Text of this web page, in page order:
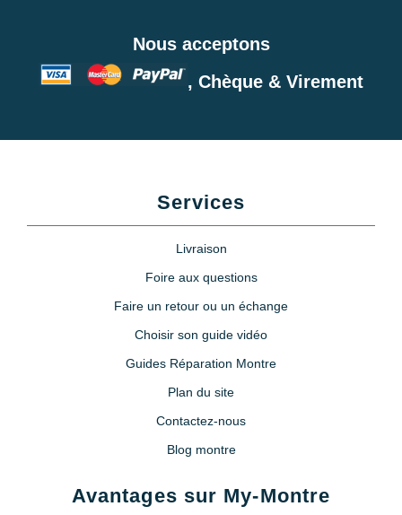
Nous acceptons
, Chèque & Virement
Services
Livraison
Foire aux questions
Faire un retour ou un échange
Choisir son guide vidéo
Guides Réparation Montre
Plan du site
Contactez-nous
Blog montre
Avantages sur My-Montre